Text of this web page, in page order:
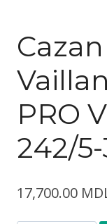
PRO
242/
17,700.00